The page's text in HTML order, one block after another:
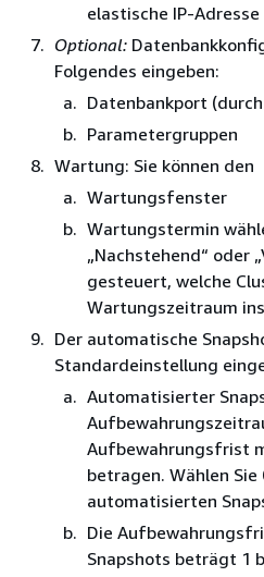
elastische IP-Adresse
Optional:
Folgendes eingeben:
Datenbankport
Parametergruppen
Wartung: Sie können den
Wartungsfenster
Wartungstermin
„Nachstehend“ oder
gesteuert, welche
Wartungszeitraum
Der automatische
Standardeinstellung
Automatisierter
Aufbewahrungsfrist
betragen. Wählen Sie
automatisierten
Die
Snapshots beträgt 1